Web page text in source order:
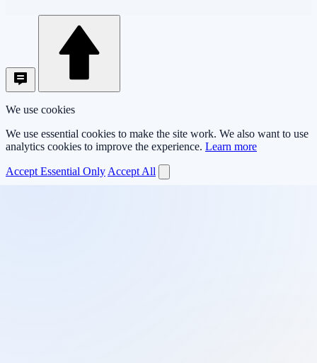
We use cookies
We use essential cookies to make the site work. We also want to use
analytics cookies to improve the experience. Learn more
Accept Essential Only Accept All